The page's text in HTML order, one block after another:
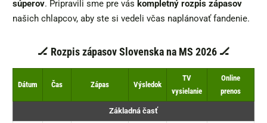
súperov. Pripravili sme pre vás kompletný rozpis zápasov
našich chlapcov, aby ste si vedeli včas naplánovať fandenie.
🏒 Rozpis zápasov Slovenska na MS 2026 🏒
Dátum Čas Zápas Výsledok
TV
vysielanie
Online
prenos
Základná časť